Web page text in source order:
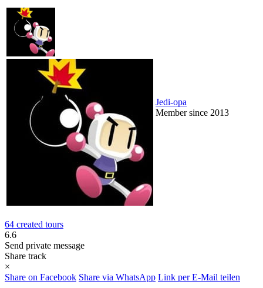
Jedi-opa
Member since 2013
64 created tours
6.6
Send private message
Share track
×
Share on Facebook Share via WhatsApp Link per E-Mail teilen